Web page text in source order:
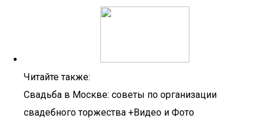
Читайте также:
Свадьба в Москве: советы по организации
свадебного торжества +Видео и Фото